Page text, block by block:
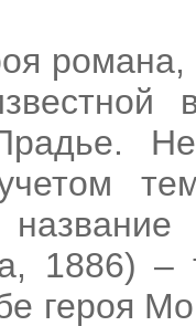
1886) –
героя